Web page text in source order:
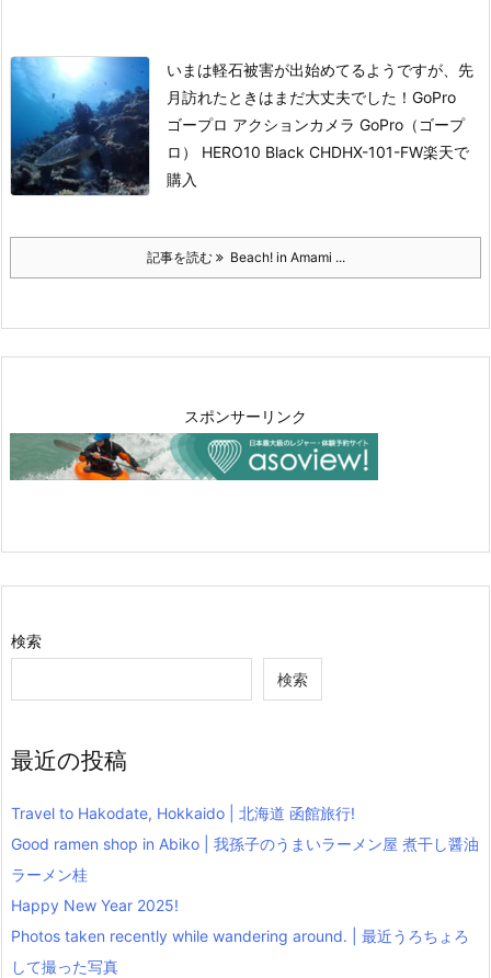
いまは軽石被害が出始めてるようですが、先
月訪れたときはまだ大丈夫でした！ GoPro
ゴープロ アクションカメラ GoPro（ゴープ
ロ） HERO10 Black CHDHX-101-FW楽天で
購入
記事を読む Beach! in Amami ...
スポンサーリンク
検索
検索
最近の投稿
Travel to Hakodate, Hokkaido | 北海道 函館旅行!
Good ramen shop in Abiko | 我孫子のうまいラーメン屋 煮干し醤油
ラーメン桂
Happy New Year 2025!
Photos taken recently while wandering around. | 最近うろちょろ
して撮った写真